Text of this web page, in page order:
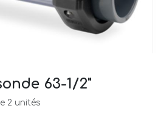
63-1/2"
2 unités